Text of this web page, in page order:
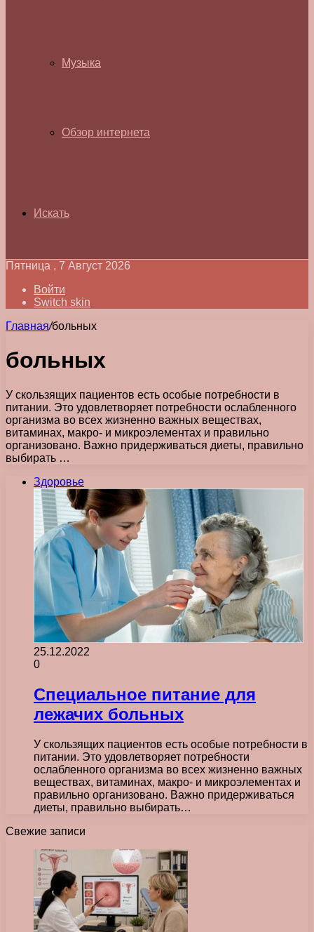
Музыка
Обзор интернета
Искать
Пятница , 7 Август 2026
Войти
Switch skin
Главная/больных
больных
У скользящих пациентов есть особые потребности в
питании. Это удовлетворяет потребности ослабленного
организма во всех жизненно важных веществах,
витаминах, макро- и микроэлементах и правильно
организовано. Важно придерживаться диеты, правильно
выбирать …
Здоровье
25.12.2022
0
Специальное питание для
лежачих больных
У скользящих пациентов есть особые потребности в
питании. Это удовлетворяет потребности
ослабленного организма во всех жизненно важных
веществах, витаминах, макро- и микроэлементах и
правильно организовано. Важно придерживаться
диеты, правильно выбирать…
Свежие записи